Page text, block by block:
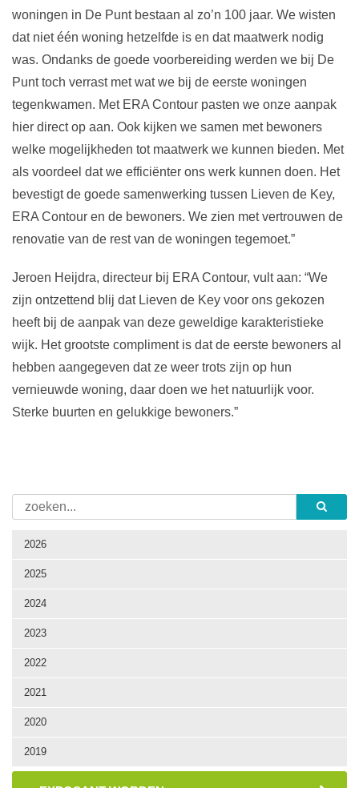
2026
2025
2024
2023
2022
2021
2020
2019
woningen in De Punt bestaan al zo’n 100 jaar. We wisten
dat niet één woning hetzelfde is en dat maatwerk nodig
was. Ondanks de goede voorbereiding werden we bij De
Punt toch verrast met wat we bij de eerste woningen
tegenkwamen. Met ERA Contour pasten we onze aanpak
hier direct op aan. Ook kijken we samen met bewoners
welke mogelijkheden tot maatwerk we kunnen bieden. Met
als voordeel dat we efficiënter ons werk kunnen doen. Het
bevestigt de goede samenwerking tussen Lieven de Key,
ERA Contour en de bewoners. We zien met vertrouwen de
renovatie van de rest van de woningen tegemoet.”
Jeroen Heijdra, directeur bij ERA Contour, vult aan: “We
zijn ontzettend blij dat Lieven de Key voor ons gekozen
heeft bij de aanpak van deze geweldige karakteristieke
wijk. Het grootste compliment is dat de eerste bewoners al
hebben aangegeven dat ze weer trots zijn op hun
vernieuwde woning, daar doen we het natuurlijk voor.
Sterke buurten en gelukkige bewoners.”